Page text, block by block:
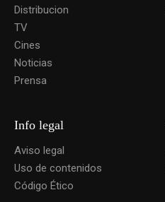
Distribucion
TV
Cines
Noticias
Prensa
Info legal
Aviso legal
Uso de contenidos
Código Ético